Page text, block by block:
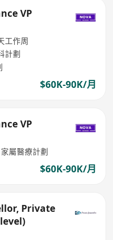
VP
工作周
計劃
$60K-90K/月
VP
屬醫療計劃
$60K-90K/月
Private